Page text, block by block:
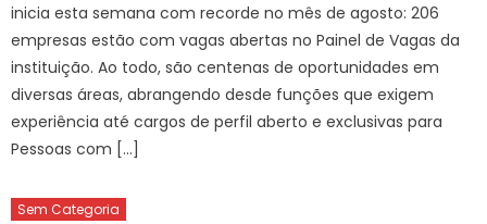
inicia esta semana com recorde no mês de agosto: 206
empresas estão com vagas abertas no Painel de Vagas da
instituição. Ao todo, são centenas de oportunidades em
diversas áreas, abrangendo desde funções que exigem
experiência até cargos de perfil aberto e exclusivas para
Pessoas com […]
Sem Categoria